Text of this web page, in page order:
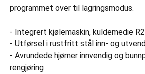
programmet over til lagringsmodus.
- Integrert kjølemaskin, kuldemedie
- Utførsel i rustfritt stål inn- og
- Avrundede hjørner innvendig og
rengjøring